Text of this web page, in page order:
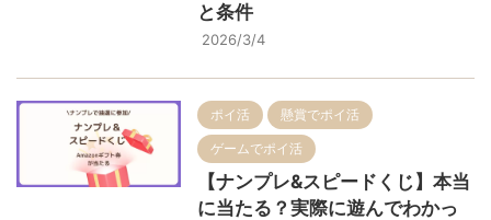
と条件
2026/3/4
ポイ活 懸賞でポイ活
ゲームでポイ活
【ナンプレ&スピードくじ】本当
に当たる？実際に遊んでわかっ